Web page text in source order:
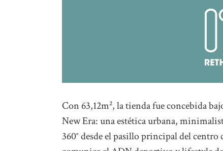
Con 63,12m², la tienda fue concebida
New Era: una estética urbana,
360° desde el pasillo principal del